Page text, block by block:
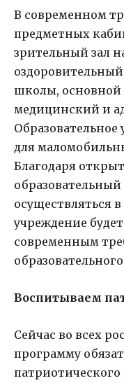
В современном
предметных
зрительный зал
школы, основной
медицинский и
Образовательное
для
Благодаря
образовательный
осуществляться
учреждение
современным
Воспитываем
Сейчас во всех
программу